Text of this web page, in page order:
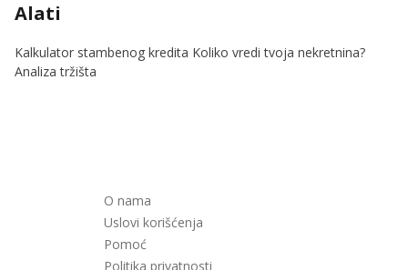
Alati
Kalkulator stambenog kredita Koliko vredi tvoja nekretnina?
Analiza tržišta
O nama
Uslovi korišćenja
Pomoć
Politika privatnosti